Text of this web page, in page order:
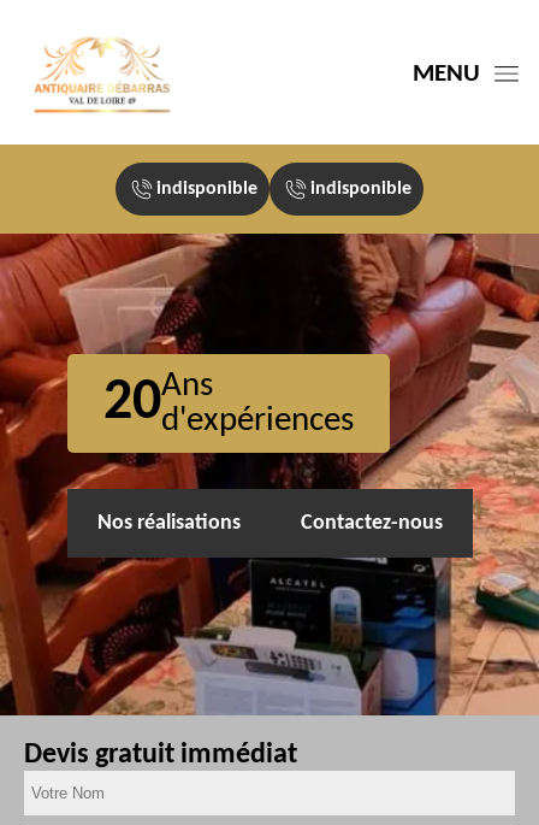
MENU
indisponible indisponible
20Ans
d'expériences
Nos réalisations Contactez-nous
Devis gratuit immédiat